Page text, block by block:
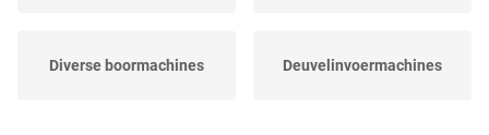
Diverse boormachines Deuvelinvoermachines